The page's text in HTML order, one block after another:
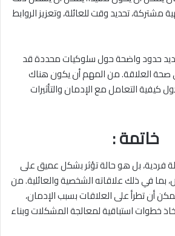
مشتركة، تحديد وقت للعائلة، وتعزيز الروابط
حدود واضحة حول سلوكيات محددة قد
صحة العلاقة. من المهم أن يكون هناك
كيفية التعامل مع الإدمان والتأثيرات
خاتمة :
فردية، بل هو حالة تؤثر بشكل عميق على
بما في ذلك علاقاته الشخصية والعائلية. من
أن تطرأ على العلاقات بسبب الإدمان،
خطوات استباقية لمعالجة المشكلات وبناء